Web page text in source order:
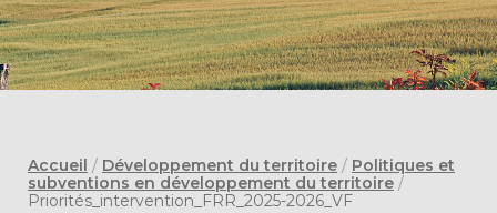
Accueil / Développement du territoire / Politiques et
subventions en développement du territoire /
Priorités_intervention_FRR_2025-2026_VF